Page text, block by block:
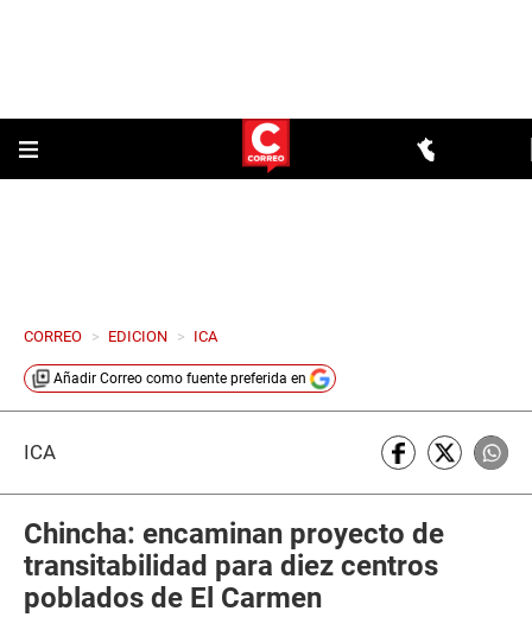
CORREO > EDICION > ICA
Añadir Correo como fuente preferida en
ICA
Chincha: encaminan proyecto de
transitabilidad para diez centros
poblados de El Carmen